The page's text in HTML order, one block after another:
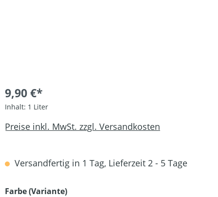
9,90 €*
Inhalt: 1 Liter
Preise inkl. MwSt. zzgl. Versandkosten
Versandfertig in 1 Tag, Lieferzeit 2 - 5 Tage
Farbe (Variante)auswählen